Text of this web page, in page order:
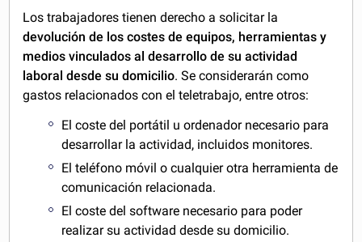
Los trabajadores tienen derecho a solicitar la
devolución de los costes de equipos, herramientas y
medios vinculados al desarrollo de su actividad
laboral desde su domicilio. Se considerarán como
gastos relacionados con el teletrabajo, entre otros:
El coste del portátil u ordenador necesario para
desarrollar la actividad, incluidos monitores.
El teléfono móvil o cualquier otra herramienta de
comunicación relacionada.
El coste del software necesario para poder
realizar su actividad desde su domicilio.